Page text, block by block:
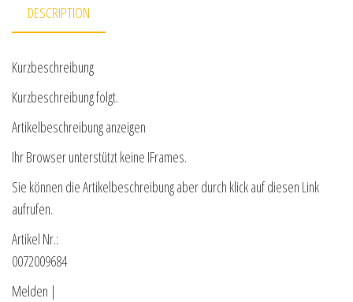
DESCRIPTION
Kurzbeschreibung
Kurzbeschreibung folgt.
Artikelbeschreibung anzeigen
Ihr Browser unterstützt keine IFrames.
Sie können die Artikelbeschreibung aber durch klick auf diesen Link
aufrufen.
Artikel Nr.:
0072009684
Melden |